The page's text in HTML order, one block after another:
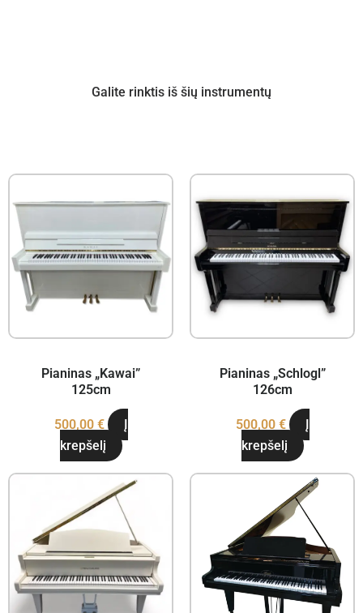
Galite rinktis iš šių instrumentų
Pianinas „Kawai”
125cm
500,00 €
Į
krepšelį
Pianinas „Schlogl”
126cm
500,00 €
Į
krepšelį